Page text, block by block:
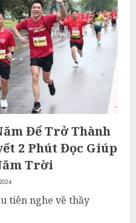
Để Trở Thành
2 Phút Đọc Giúp
Trời
tiên nghe về thầy